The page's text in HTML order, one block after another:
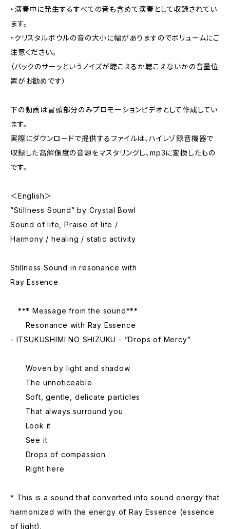
・演奏中に発生するすべての音も含めて演奏として収録されてい
ます。
・クリスタルボウルの音の大小に幅がありますのでボリュームにご
注意ください。
（バックのサーッというノイズが聴こえるか聴こえないかの音量位
置がお勧めです）
下の動画は冒頭部分のみプロモーションビデオとして作成してい
ます。
実際にダウンロードで提供するファイルは、ハイレゾ録音機器で
収録した高解像度の音源をマスタリングし、mp3に変換したもの
です。
＜English＞
”Stillness Sound” by Crystal Bowl
Sound of life, Praise of life /
Harmony / healing / static activity
Stillness Sound in resonance with
Ray Essence
*** Message from the sound***
Resonance with Ray Essence
- ITSUKUSHIMI NO SHIZUKU - ”Drops of Mercy”
Woven by light and shadow
The unnoticeable
Soft, gentle, delicate particles
That always surround you
Look it
See it
Drops of compassion
Right here
* This is a sound that converted into sound energy that
harmonized with the energy of Ray Essence (essence
of light).